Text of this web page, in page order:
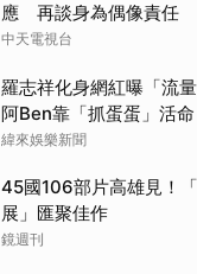
應 再談身為偶像責任
中天電視台
羅志祥化身網紅曝「流
阿Ben靠「抓蛋蛋」活命
緯來娛樂新聞
45國106部片高雄見！
展」匯聚佳作
鏡週刊